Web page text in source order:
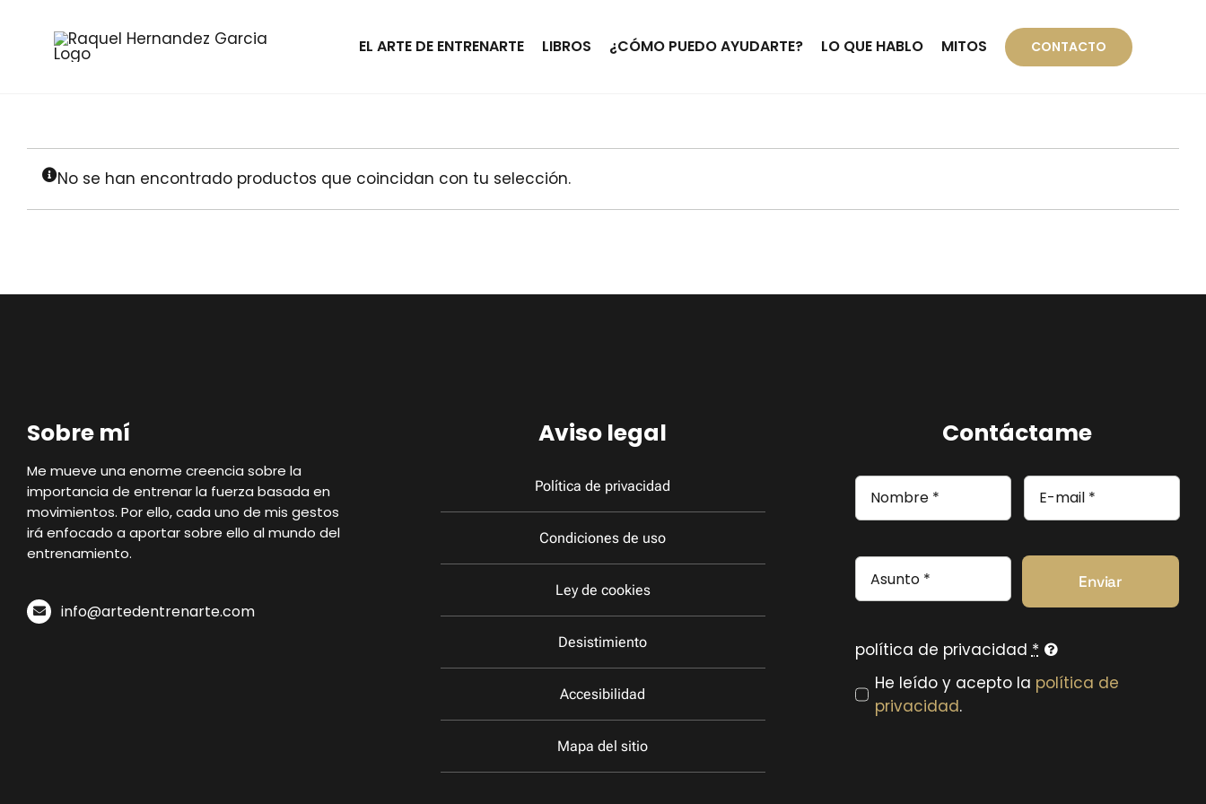
contenido
EL ARTE DE ENTRENARTE LIBROS ¿CÓMO PUEDO AYUDARTE? LO QUE HABLO MITOS CONTACTO
No se han encontrado productos que coincidan con tu selección.
Sobre mí
Me mueve una enorme creencia sobre la
importancia de entrenar la fuerza basada en
movimientos. Por ello, cada uno de mis gestos
irá enfocado a aportar sobre ello al mundo del
entrenamiento.
info@artedentrenarte.com
Aviso legal
Política de privacidad
Condiciones de uso
Ley de cookies
Desistimiento
Accesibilidad
Mapa del sitio
Contáctame
Enviar
política de privacidad *
He leído y acepto la política de
privacidad.